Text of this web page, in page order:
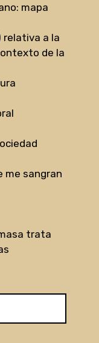
mapa
relativa a la
de la
me sangran
trata